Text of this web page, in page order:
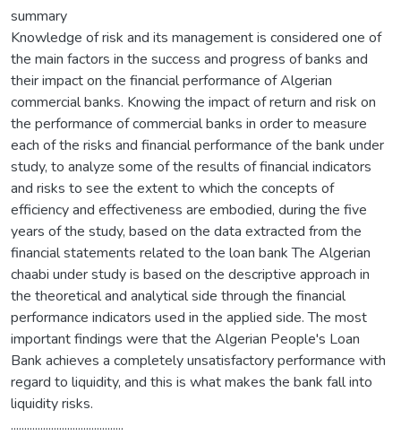
summary
Knowledge of risk and its management is considered one of
the main factors in the success and progress of banks and
their impact on the financial performance of Algerian
commercial banks. Knowing the impact of return and risk on
the performance of commercial banks in order to measure
each of the risks and financial performance of the bank under
study, to analyze some of the results of financial indicators
and risks to see the extent to which the concepts of
efficiency and effectiveness are embodied, during the five
years of the study, based on the data extracted from the
financial statements related to the loan bank The Algerian
chaabi under study is based on the descriptive approach in
the theoretical and analytical side through the financial
performance indicators used in the applied side. The most
important findings were that the Algerian People's Loan
Bank achieves a completely unsatisfactory performance with
regard to liquidity, and this is what makes the bank fall into
liquidity risks.
..........................................